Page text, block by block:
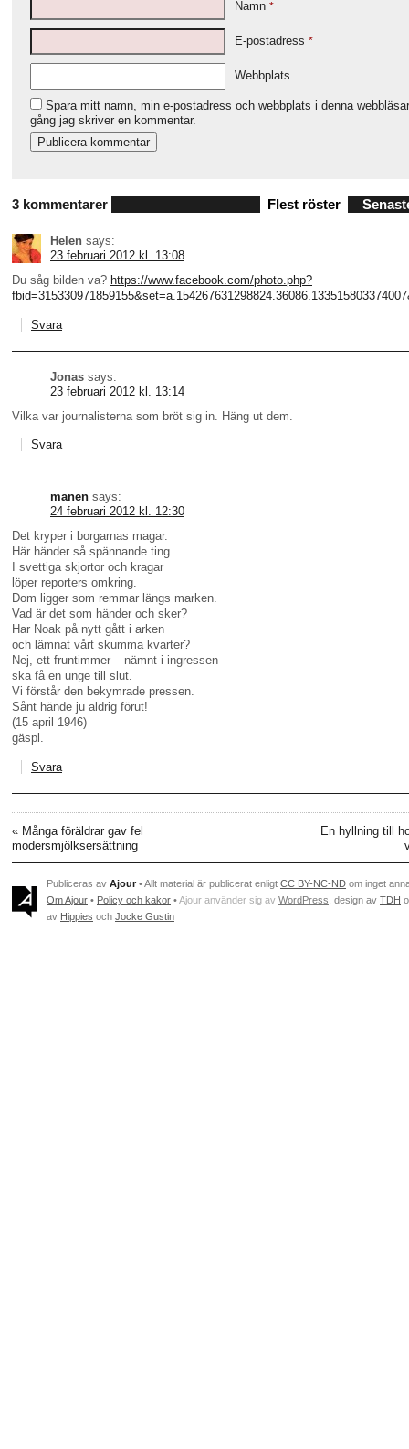
Namn *
E-postadress *
Webbplats
Spara mitt namn, min e-postadress och webbplats i denna
gång jag skriver en kommentar.
3 kommentarer Flest röster
Helen says:
23 februari 2012 kl. 13:08
Du såg bilden va? https://www.facebook.com/photo.php?
Svara
Jonas says:
23 februari 2012 kl. 13:14
Vilka var journalisterna som bröt sig in. Häng ut dem.
Svara
manen says:
24 februari 2012 kl. 12:30
Det kryper i borgarnas magar.
Här händer så spännande ting.
I svettiga skjortor och kragar
löper reporters omkring.
Dom ligger som remmar längs marken.
Vad är det som händer och sker?
Har Noak på nytt gått i arken
och lämnat vårt skumma kvarter?
Nej, ett fruntimmer – nämnt i ingressen –
ska få en unge till slut.
Vi förstår den bekymrade pressen.
Sånt hände ju aldrig förut!
(15 april 1946)
gäspl.
Svara
« Många föräldrar gav fel
modersmjölksersättning
En hyllning till
Publiceras av Ajour • Allt material är publicerat enligt CC BY-NC-ND om inget
Om Ajour • Policy och kakor •Ajour använder sig av WordPress , design av TDH
av Hippies och Jocke Gustin